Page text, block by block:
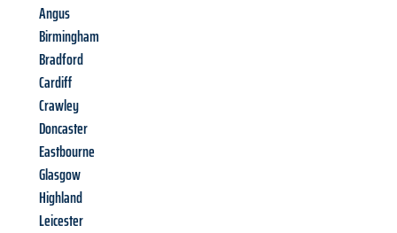
Angus
Birmingham
Bradford
Cardiff
Crawley
Doncaster
Eastbourne
Glasgow
Highland
Leicester